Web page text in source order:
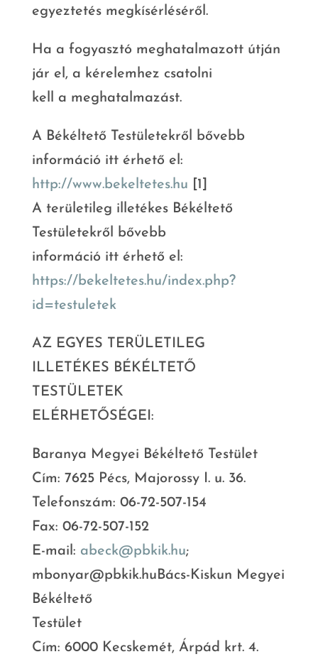
egyeztetés megkísérléséről.
Ha a fogyasztó meghatalmazott útján
jár el, a kérelemhez csatolni
kell a meghatalmazást.
A Békéltető Testületekről bővebb
információ itt érhető el:
http://www.bekeltetes.hu [1]
A területileg illetékes Békéltető
Testületekről bővebb
információ itt érhető el:
https://bekeltetes.hu/index.php?
id=testuletek
AZ EGYES TERÜLETILEG
ILLETÉKES BÉKÉLTETŐ
TESTÜLETEK
ELÉRHETŐSÉGEI:
Baranya Megyei Békéltető Testület
Cím: 7625 Pécs, Majorossy I. u. 36.
Telefonszám: 06-72-507-154
Fax: 06-72-507-152
E-mail: abeck@pbkik.hu;
mbonyar@pbkik.huBács-Kiskun Megyei
Békéltető
Testület
Cím: 6000 Kecskemét, Árpád krt. 4.